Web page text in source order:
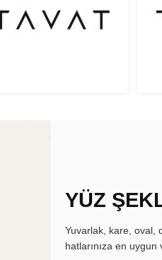
YÜZ
Yuvarlak, kare, oval,
hatlarınıza en